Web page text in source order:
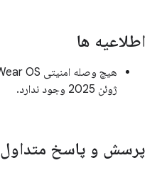
اطلاعیه ها
ژوئن 2025 وجود ندارد.
پرسش و پاسخ متداول